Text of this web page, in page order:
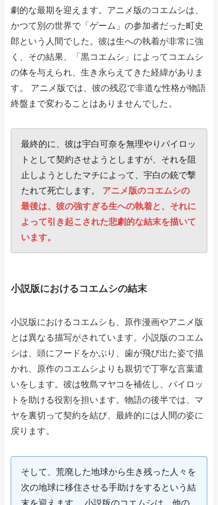
劇的な最期を迎えます。アニメ版のコエムシは、
かつて別の世界で「ゲーム」の参加者だった町史
郎という人間でした。彼は生への執着が非常に強
く、その結果、「黒コエムシ」によってコエムシ
の体を与えられ、生き永らえてきた経緯がありま
す。 アニメ版では、彼の残忍で非道な性格が物語
終盤まで変わることはありませんでした。
最終的に、彼は宇白可奈を無理やりパイロッ
トとして契約させようとしますが、それを阻
止しようとしたマチによって、宇白の銃で撃
たれて死亡します。 アニメ版のコエムシの
最後は、彼の強すぎる生への執着と、それに
よって引き起こされた悲劇的な結末を描いて
います。
小説版におけるコエムシの結末
小説版におけるコエムシも、原作漫画やアニメ版
とは異なる描写がされています。小説版のコエム
シは、頭にフードをかぶり、歯が飛び出た姿で描
かれ、原作のコエムシよりも親切で丁寧な言葉遣
いをします。彼は牧島マヤコを補佐し、パイロッ
トを助ける役割を担います。物語の後半では、マ
ヤを裏切って契約を結び、最終的には人間の姿に
戻ります。
そして、荒廃した地球から生き残った人々を
次の地球に移住させる手助けをするという結
末を迎えます。 小説版のコエムシは、他の